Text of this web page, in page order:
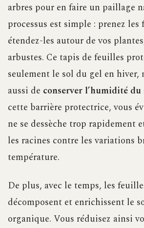
arbres pour en faire un paillage
processus est simple : prenez les
étendez-les autour de vos
arbustes. Ce tapis de feuilles
seulement le sol du gel en hiver,
aussi de conserver l’humidité du
cette barrière protectrice, vous
ne se dessèche trop rapidement
les racines contre les variations
température.
De plus, avec le temps, les
décomposent et enrichissent le
organique. Vous réduisez ainsi